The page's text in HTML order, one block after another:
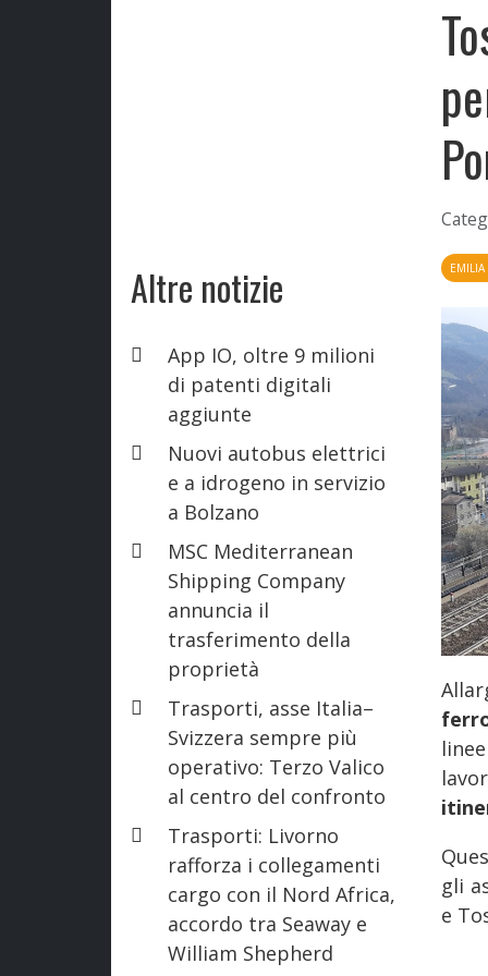
Altre notizie
App IO, oltre 9 milioni
di patenti digitali
aggiunte
Nuovi autobus elettrici
e a idrogeno in servizio
a Bolzano
MSC Mediterranean
Shipping Company
annuncia il
trasferimento della
proprietà
Trasporti, asse Italia–
Svizzera sempre più
operativo: Terzo Valico
al centro del confronto
Trasporti: Livorno
rafforza i collegamenti
cargo con il Nord Africa,
accordo tra Seaway e
William Shepherd
gli
e